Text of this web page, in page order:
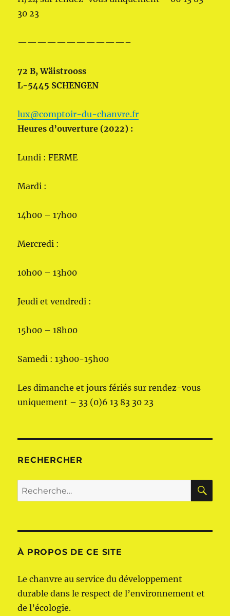
30 23
———————————–
72 B, Wäistrooss
L-5445 SCHENGEN
lux@comptoir-du-chanvre.fr
Heures d’ouverture (2022) :
Lundi : FERME
Mardi :
14h00 – 17h00
Mercredi :
10h00 – 13h00
Jeudi et vendredi :
15h00 – 18h00
Samedi : 13h00-15h00
Les dimanche et jours fériés sur rendez-vous
uniquement – 33 (0)6 13 83 30 23
RECHERCHER
Recherche
pour :
À PROPOS DE CE SITE
Le chanvre au service du développement
durable dans le respect de l’environnement et
de l’écologie.